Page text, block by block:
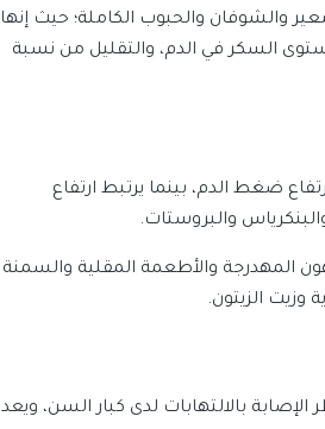
والشوفان والحبوب الكاملة؛ حيث إنها
السكر في الدم، والتقليل من نسبة
ضغط الدم، بينما يرتبط ارتفاع
والبروستات.
المهدرجة والأطعمة المقلية والسمنة
وزيت الزيتون.
بالالتهابات لدى كبار السن، ويعد